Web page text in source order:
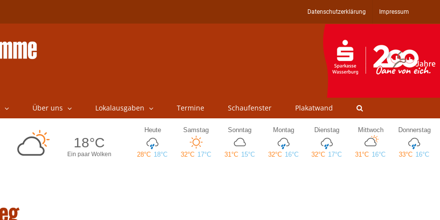
Datenschutzerklärung Impressum
Über uns Lokalausgaben Termine Schaufenster Plakatwand